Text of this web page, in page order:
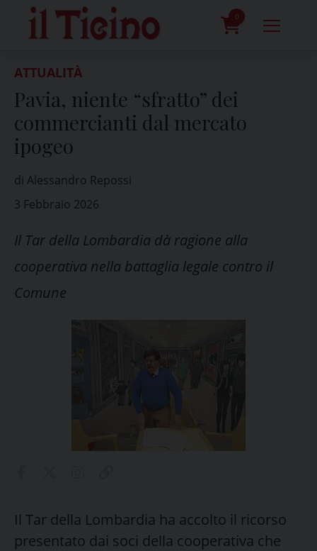
content
0
ATTUALITÀ
Pavia, niente “sfratto” dei
commercianti dal mercato
ipogeo
di Alessandro Repossi
3 Febbraio 2026
Il Tar della Lombardia dà ragione alla
cooperativa nella battaglia legale contro il
Comune
Il Tar della Lombardia ha accolto il ricorso
presentato dai soci della cooperativa che